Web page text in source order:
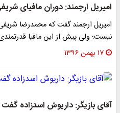
امیریل ارجمند: دوران مافیای
امیریل ارجمند گفت که محمدرضا
نیست؛ ولی پیش از این مافیا
۱۷ بهمن ۱۳۹۶
آقای بازیگر: داریوش اسدزاده